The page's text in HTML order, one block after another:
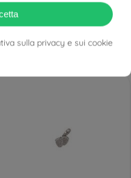
Freshwater 5.5mm in Oro
Bianco
sulla privacy e sui cookie